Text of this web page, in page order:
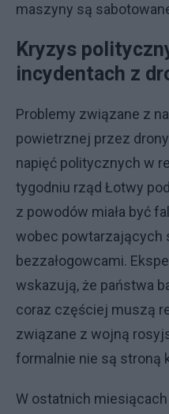
maszyny są
Kryzys
incydentach z
Problemy związane z
powietrznej przez
napięć politycznych w
tygodniu rząd Łotwy
z powodów miała być
wobec powtarzających
bezzałogowcami.
wskazują, że państwa
coraz częściej muszą
związane z wojną
formalnie nie są stroną
W ostatnich